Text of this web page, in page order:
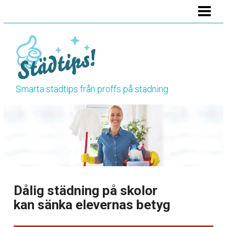
STÄDA KÖKET
STÄDA TOALETTEN
Smarta städtips från proffs på städning
Dålig städning på skolor
kan sänka elevernas betyg